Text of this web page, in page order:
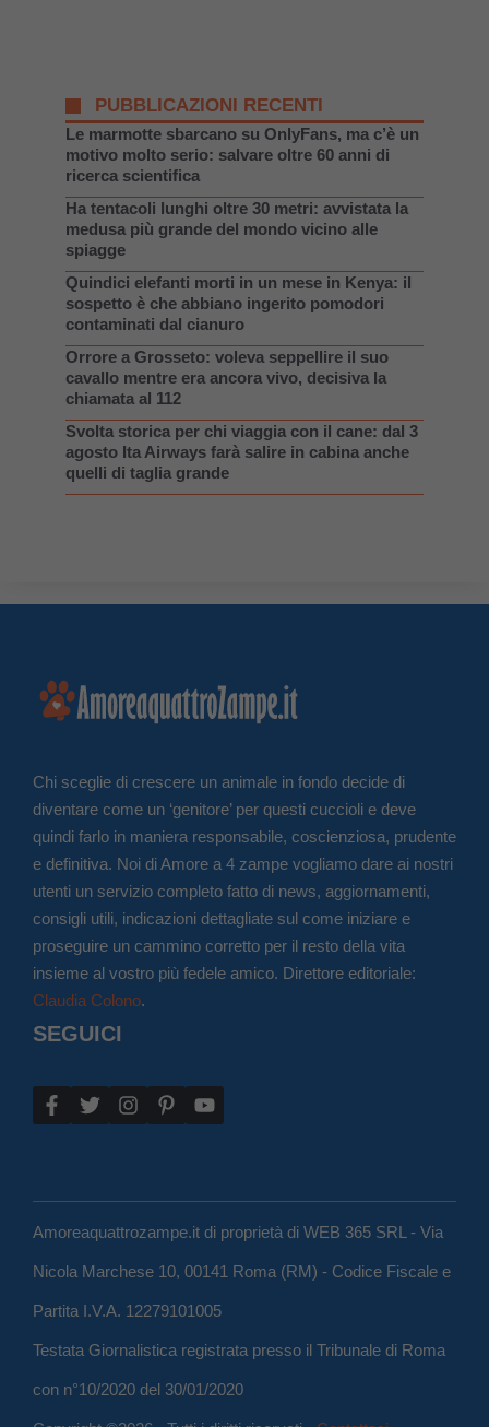
PUBBLICAZIONI RECENTI
Le marmotte sbarcano su OnlyFans, ma c’è un
motivo molto serio: salvare oltre 60 anni di
ricerca scientifica
Ha tentacoli lunghi oltre 30 metri: avvistata la
medusa più grande del mondo vicino alle
spiagge
Quindici elefanti morti in un mese in Kenya: il
sospetto è che abbiano ingerito pomodori
contaminati dal cianuro
Orrore a Grosseto: voleva seppellire il suo
cavallo mentre era ancora vivo, decisiva la
chiamata al 112
Svolta storica per chi viaggia con il cane: dal 3
agosto Ita Airways farà salire in cabina anche
quelli di taglia grande
Chi sceglie di crescere un animale in fondo decide di
diventare come un ‘genitore’ per questi cuccioli e deve
quindi farlo in maniera responsabile, coscienziosa, prudente
e definitiva. Noi di Amore a 4 zampe vogliamo dare ai nostri
utenti un servizio completo fatto di news, aggiornamenti,
consigli utili, indicazioni dettagliate sul come iniziare e
proseguire un cammino corretto per il resto della vita
insieme al vostro più fedele amico. Direttore editoriale:
Claudia Colono.
SEGUICI
Amoreaquattrozampe.it di proprietà di WEB 365 SRL - Via
Nicola Marchese 10, 00141 Roma (RM) - Codice Fiscale e
Partita I.V.A. 12279101005
Testata Giornalistica registrata presso il Tribunale di Roma
con n°10/2020 del 30/01/2020